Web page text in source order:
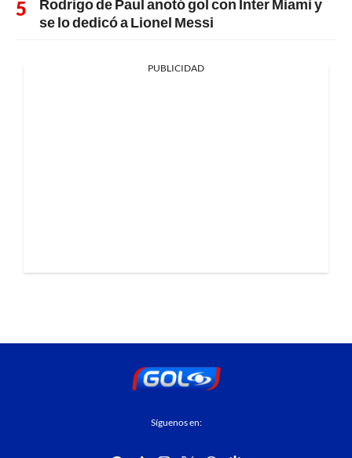
Rodrigo de Paul anotó gol con Inter Miami y
se lo dedicó a Lionel Messi
PUBLICIDAD
Síguenos en: